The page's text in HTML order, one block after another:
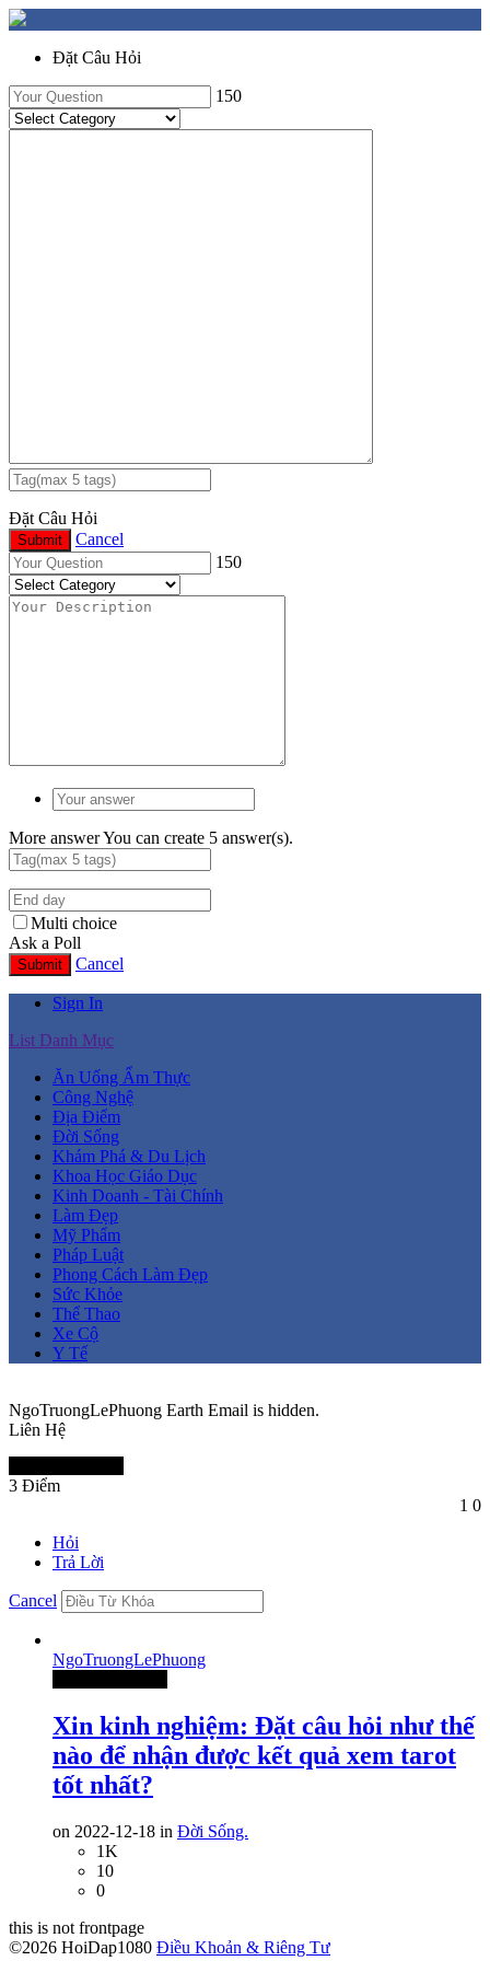
Đặt Câu Hỏi
150
Đặt Câu Hỏi
Submit
Cancel
150
More answerYou can create 5 answer(s).
Multi choice
Ask a Poll
Submit Cancel
Sign In
List Danh Mục
Ăn Uống Ẩm Thực
Công Nghệ
Địa Điểm
Đời Sống
Khám Phá & Du Lịch
Khoa Học Giáo Dục
Kinh Doanh - Tài Chính
Làm Đẹp
Mỹ Phẩm
Pháp Luật
Phong Cách Làm Đẹp
Sức Khỏe
Thể Thao
Xe Cộ
Y Tế
NgoTruongLePhuong Earth Email is hidden.
Liên Hệ
3 Điểm
1 0
Hỏi
Trả Lời
Cancel
NgoTruongLePhuong
Xin kinh nghiệm: Đặt câu hỏi như thế
nào để nhận được kết quả xem tarot
tốt nhất?
on 2022-12-18 in Đời Sống.
1K
10
0
this is not frontpage
©2026 HoiDap1080 Điều Khoản & Riêng Tư